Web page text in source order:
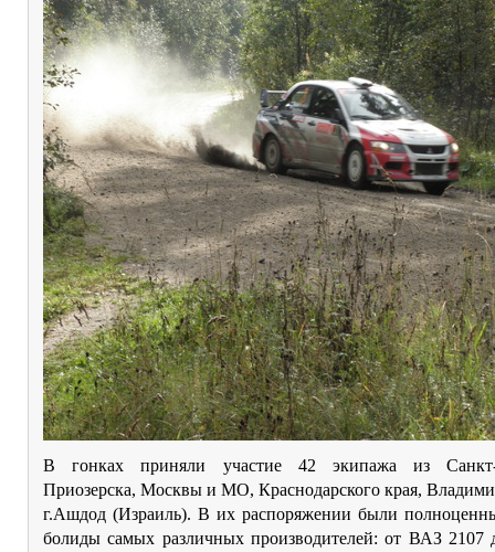
В гонках приняли участие 42 экипажа из Санкт-
Приозерска, Москвы и МО, Краснодарского края,
г.Ашдод (Израиль). В их распоряжении были
болиды самых различных производителей: от ВАЗ 2107